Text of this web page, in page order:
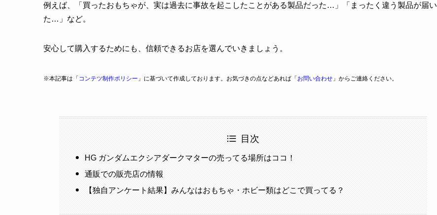
例えば、「買ったおもちゃが、実は過去に事故を起こしたことがある製品だった…」「まったく違う製品が届い
た…」など。
安心して購入するためにも、信頼できるお店を選んでいきましょう。
※本記事は「 コンテツ制作ポリシー 」に基づいて作成しております。お気づきの点などあれば「 お問い合わせ 」からご連絡ください。
目次
HG ガンダムエクシアダークマターの売ってる場所はココ！
通販での販売店の情報
【独自アンケート結果】みんなはおもちゃ・ホビー類はどこで買ってる？